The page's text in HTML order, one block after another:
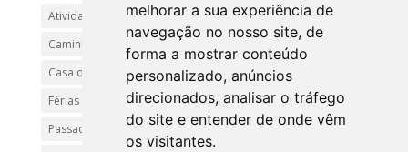
melhorar a sua experiência de
navegação no nosso site, de
forma a mostrar conteúdo
personalizado, anúncios
direcionados, analisar o tráfego
do site e entender de onde vêm
os visitantes.
Atividades e Passeios
aventura
Caminhadas e Passeio
Caminho de Santiago
Caminho Minhoto Ribeiro
Casa da Arvore
casa de feria geres
ferias
Férias Geres
Minho
Parque Nacional da Peneda-Gerês
Passadiços do Sistelo
passeios
Peregrinação